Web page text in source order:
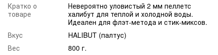
Кратко о
товаре
Невероятно уловистый 2 мм пеллетс
халибут для теплой и холодной воды.
Идеален для флэт-метода и стик-миксов.
Вкус
HALIBUT (палтус)
Вес
800 г.